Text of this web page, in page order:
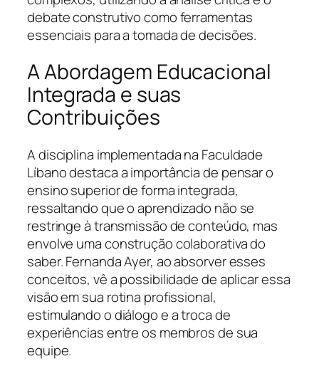
debate construtivo como ferramentas
essenciais para a tomada de decisões.
A Abordagem Educacional
Integrada e suas
Contribuições
A disciplina implementada na Faculdade
Líbano destaca a importância de pensar o
ensino superior de forma integrada,
ressaltando que o aprendizado não se
restringe à transmissão de conteúdo, mas
envolve uma construção colaborativa do
saber. Fernanda Ayer, ao absorver esses
conceitos, vê a possibilidade de aplicar essa
visão em sua rotina profissional,
estimulando o diálogo e a troca de
experiências entre os membros de sua
equipe.